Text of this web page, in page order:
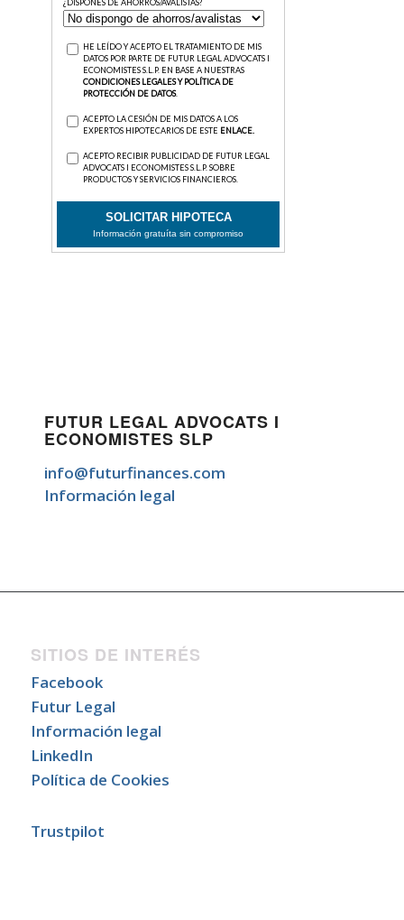
FUTUR LEGAL ADVOCATS I
ECONOMISTES SLP
info@futurfinances.com
Información legal
SITIOS DE INTERÉS
Facebook
Futur Legal
Información legal
LinkedIn
Política de Cookies
Trustpilot